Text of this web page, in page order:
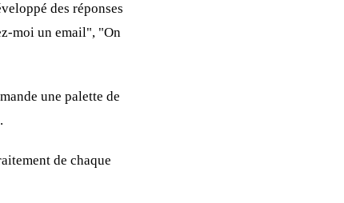
des réponses
moi un email", "On
une palette de
de chaque